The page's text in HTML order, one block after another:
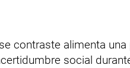
contraste alimenta
social